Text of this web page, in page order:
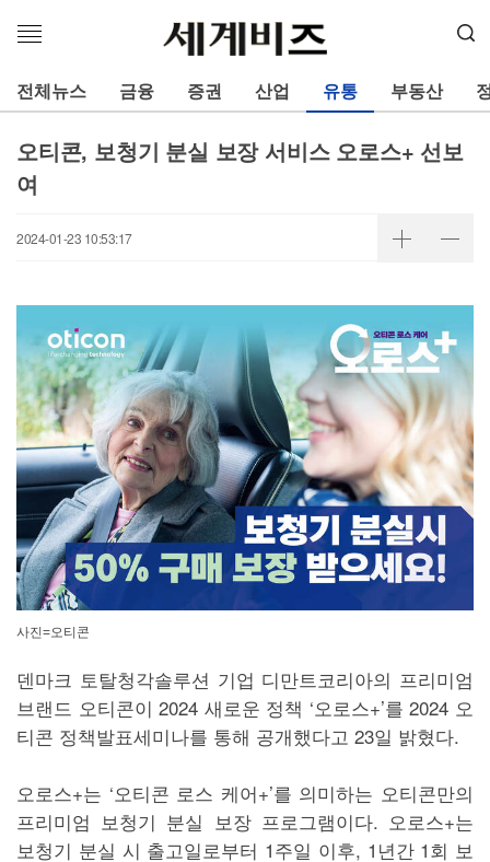
메
열
기
전체뉴스 금융 증권 산업 유통 부동산
오티콘, 보청기 분실 보장 서비스 오로스+ 선보
여
2024-01-23 10:53:17
사진=오티콘
덴마크 토탈청각솔루션 기업 디만트코리아의 프리미엄
브랜드 오티콘이 2024 새로운 정책 ‘오로스+’를 2024 오
티콘 정책발표세미나를 통해 공개했다고 23일 밝혔다.
오로스+는 ‘오티콘 로스 케어+’를 의미하는 오티콘만의
프리미엄 보청기 분실 보장 프로그램이다. 오로스+는
보청기 분실 시 출고일로부터 1주일 이후, 1년간 1회 보